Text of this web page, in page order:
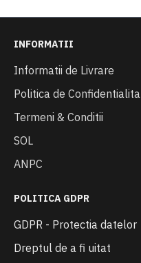
INFORMATII
Informatii de Livrare
Politica de
Termeni & Conditii
SOL
ANPC
POLITICA GDPR
GDPR - Protectia datelor
Dreptul de a fi uitat